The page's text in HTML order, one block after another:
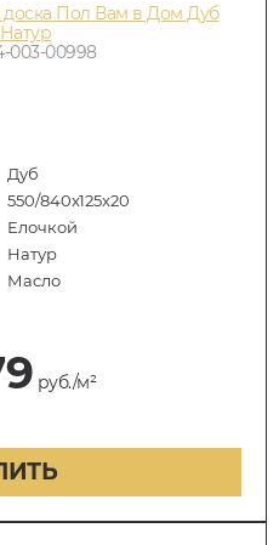
доска Пол Вам в Дом Дуб
003-00998
Дуб
550/840x125x20
Елочкой
Натур
Масло
руб./м²